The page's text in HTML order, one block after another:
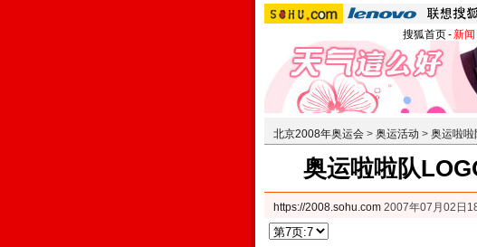
搜狐首页-新闻
北京2008年奥运会 > 奥运活动 > 奥运啦啦
奥运啦啦队
https://2008.sohu.com 2007年07月02日